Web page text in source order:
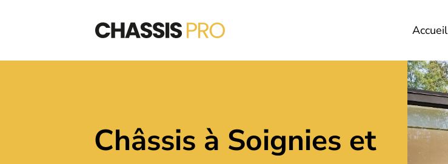
Accueil
Châssis à Soignies et
VITRAGES
DEVIS